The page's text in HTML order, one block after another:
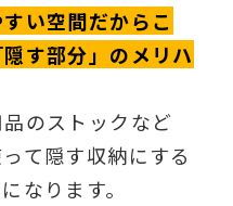
い空間だからこ
す部分」のメリハ
のストックなど
て隠す収納にする
なります。